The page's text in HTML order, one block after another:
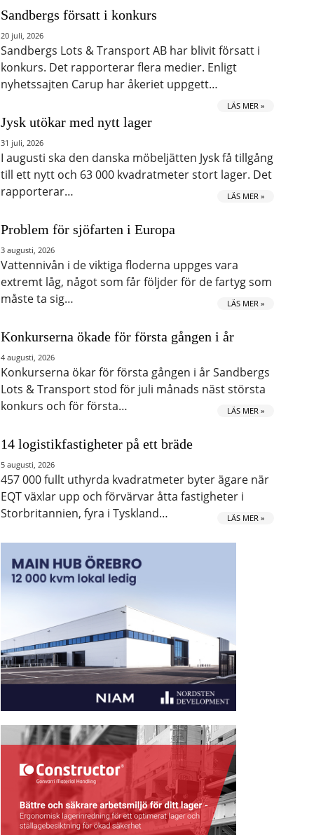
Sandbergs försatt i konkurs
20 juli, 2026
Sandbergs Lots & Transport AB har blivit försatt i
konkurs. Det rapporterar flera medier. Enligt
nyhetssajten Carup har åkeriet uppgett…
LÄS MER »
Jysk utökar med nytt lager
31 juli, 2026
I augusti ska den danska möbeljätten Jysk få tillgång
till ett nytt och 63 000 kvadratmeter stort lager. Det
rapporterar…
LÄS MER »
Problem för sjöfarten i Europa
3 augusti, 2026
Vattennivån i de viktiga floderna uppges vara
extremt låg, något som får följder för de fartyg som
måste ta sig…
LÄS MER »
Konkurserna ökade för första gången i år
4 augusti, 2026
Konkurserna ökar för första gången i år Sandbergs
Lots & Transport stod för juli månads näst största
konkurs och för första…
LÄS MER »
14 logistikfastigheter på ett bräde
5 augusti, 2026
457 000 fullt uthyrda kvadratmeter byter ägare när
EQT växlar upp och förvärvar åtta fastigheter i
Storbritannien, fyra i Tyskland…
LÄS MER »